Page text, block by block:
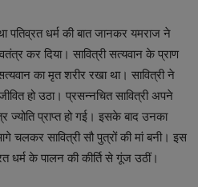
पतिव्रत धर्म की बात जानकर यमराज ने
कर दिया। सावित्री सत्यवान के प्राण
का मृत शरीर रखा था। सावित्री ने
हो उठा। प्रसन्नचित सावित्री अपने
ज्योति प्राप्त हो गई। इसके बाद उनका
चलकर सावित्री सौ पुत्रों की मां बनी। इस
धर्म के पालन की कीर्ति से गूंज उठीं।